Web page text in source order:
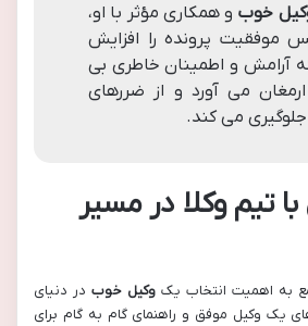
خوب و همکاری مؤثر با او،
موفقیت پرونده را افزایش
آرامش و اطمینان خاطری بی
ارمغان می آورد و از ضررهای
جلوگیری می کند.
تیم وکلا در مسیر
به اهمیت انتخاب یک وکیل خوب در دنیای
یک وکیل موفق و راهنمای گام به گام برای